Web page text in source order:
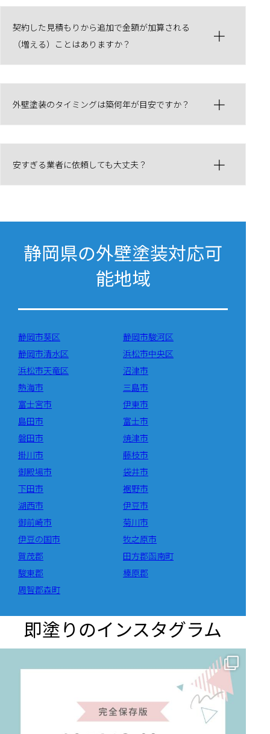
契約した見積もりから追加で金額が加算される
（増える）ことはありますか？
外壁塗装のタイミングは築何年が目安ですか？
安すぎる業者に依頼しても大丈夫？
静岡県の外壁塗装対応可
能地域
静岡市葵区
静岡市駿河区
静岡市清水区
浜松市中央区
浜松市天竜区
沼津市
熱海市
三島市
富士宮市
伊東市
島田市
富士市
磐田市
焼津市
掛川市
藤枝市
御殿場市
袋井市
下田市
裾野市
湖西市
伊豆市
御前崎市
菊川市
伊豆の国市
牧之原市
賀茂郡
田方郡函南町
駿東郡
榛原郡
周智郡森町
即塗りのインスタグラム
✨ 賢いお金の使い方！外壁塗装でコストダウンする方法 🏠